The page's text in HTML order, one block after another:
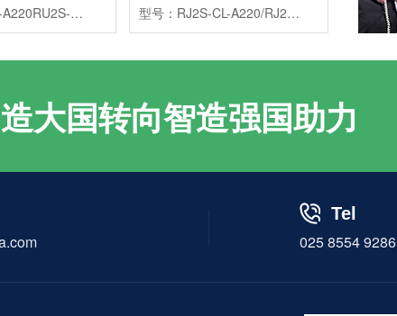
型号：RU2S-A220RU2S-D24特点：高性能通用小型继电器，适应环保要求的设计参数：交流|220VAC|2NO+2NC|10A系列：RU品类：中间继电器发货地：南京控制线圈类型：交流制电压：220VAC触点类型：2NO+2NC额定电流：10ALED指示灯：带灯 型号：RJ2S-CL-A220/RJ2S-CL-D24特点：机身宽仅为12.7mm，形状小，触点的容许电流大价格：询价所属系列：RJ品类：薄型功率继电器触点结构：DPDT极数2级端子形状：插针端子触点构造：单触点型动作显示：TRUE允许电流：8A
大国转向智造强国助力
Tel
025 8554 9286